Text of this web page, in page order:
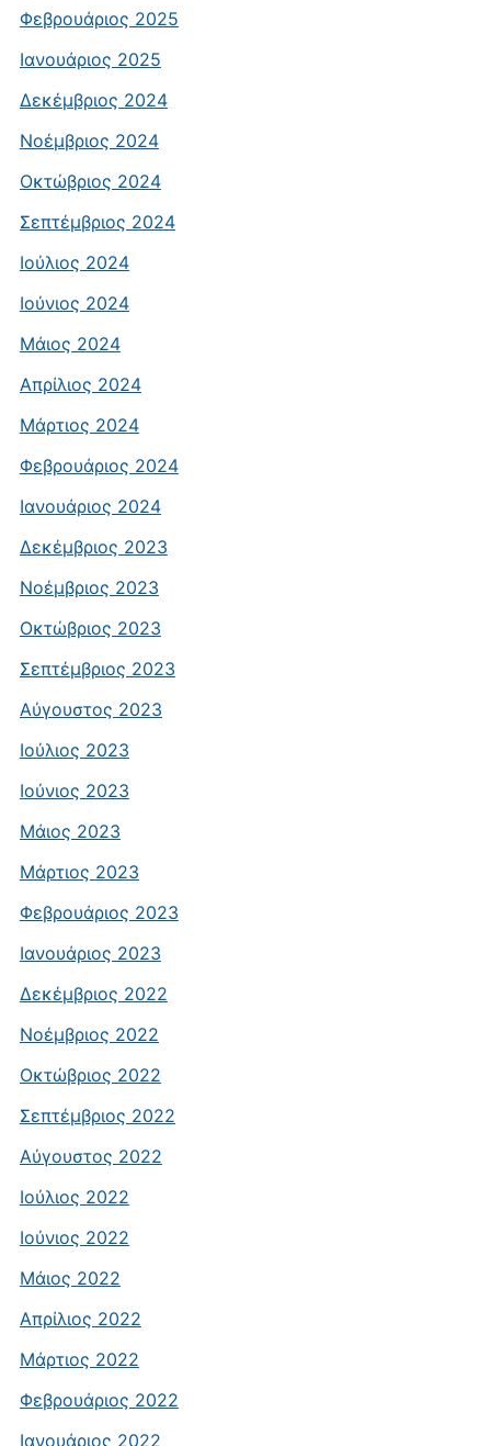
Φεβρουάριος 2025
Ιανουάριος 2025
Δεκέμβριος 2024
Νοέμβριος 2024
Οκτώβριος 2024
Σεπτέμβριος 2024
Ιούλιος 2024
Ιούνιος 2024
Μάιος 2024
Απρίλιος 2024
Μάρτιος 2024
Φεβρουάριος 2024
Ιανουάριος 2024
Δεκέμβριος 2023
Νοέμβριος 2023
Οκτώβριος 2023
Σεπτέμβριος 2023
Αύγουστος 2023
Ιούλιος 2023
Ιούνιος 2023
Μάιος 2023
Μάρτιος 2023
Φεβρουάριος 2023
Ιανουάριος 2023
Δεκέμβριος 2022
Νοέμβριος 2022
Οκτώβριος 2022
Σεπτέμβριος 2022
Αύγουστος 2022
Ιούλιος 2022
Ιούνιος 2022
Μάιος 2022
Απρίλιος 2022
Μάρτιος 2022
Φεβρουάριος 2022
Ιανουάριος 2022